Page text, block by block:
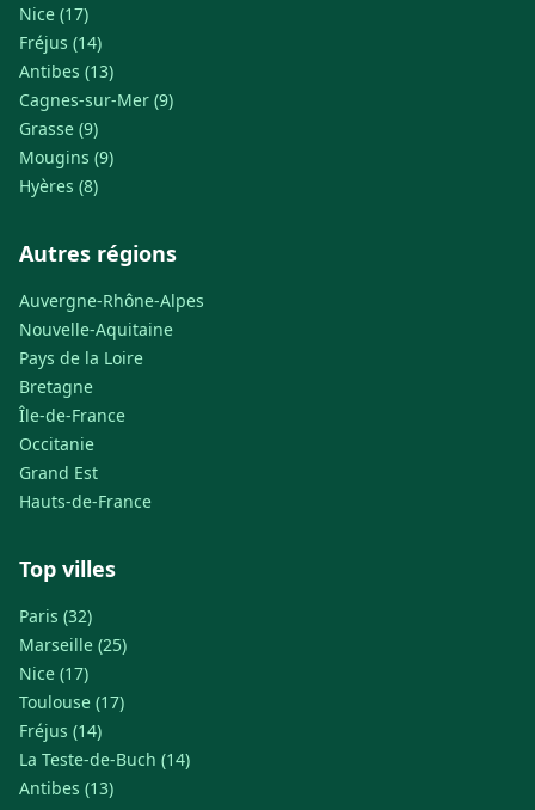
Nice (17)
Fréjus (14)
Antibes (13)
Cagnes-sur-Mer (9)
Grasse (9)
Mougins (9)
Hyères (8)
Autres régions
Auvergne-Rhône-Alpes
Nouvelle-Aquitaine
Pays de la Loire
Bretagne
Île-de-France
Occitanie
Grand Est
Hauts-de-France
Top villes
Paris (32)
Marseille (25)
Nice (17)
Toulouse (17)
Fréjus (14)
La Teste-de-Buch (14)
Antibes (13)